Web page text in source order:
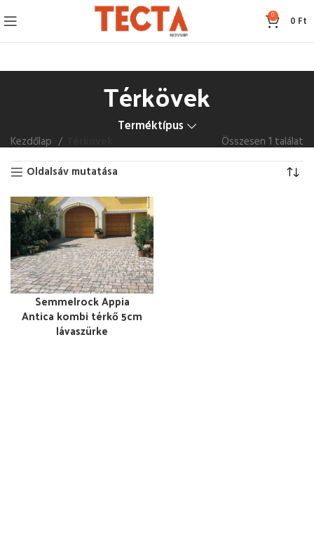
0 0 Ft
Térkövek
Terméktípus
Kezdőlap
Összesen 1 találat
Oldalsáv mutatása
Semmelrock Appia
Antica kombi térkő 5cm
lávaszürke